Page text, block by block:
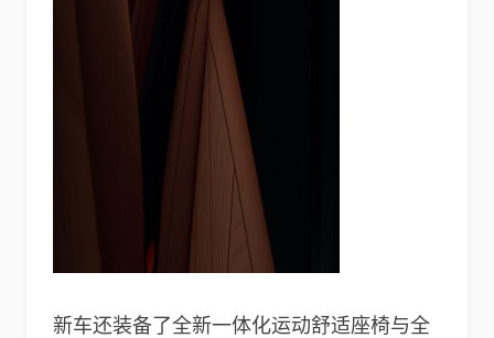
新车还装备了全新⼀体化运动舒适座椅与全